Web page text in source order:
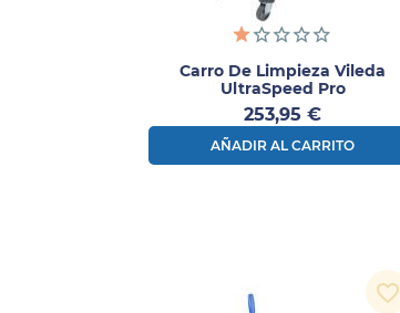
Carro De Limpieza Vileda
UltraSpeed Pro
Precio
253,95 €
AÑADIR AL CARRITO
favorite_border